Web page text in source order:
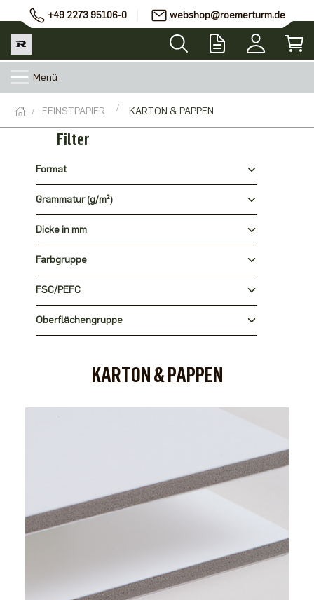
+49 2273 95106-0 webshop@roemerturm.de
Menü
FEINSTPAPIER KARTON & PAPPEN
Filter
Format
Grammatur (g/m²)
Dicke in mm
Farbgruppe
FSC/PEFC
Oberflächengruppe
KARTON & PAPPEN